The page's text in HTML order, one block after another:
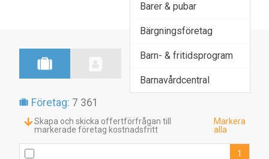
Barer & pubar
Bärgningsföretag
Barn- & fritidsprogram
Barnavårdcentral
Företag: 7 361
Skapa och skicka offertförfrågan till
markerade företag kostnadsfritt
Markera
alla
1